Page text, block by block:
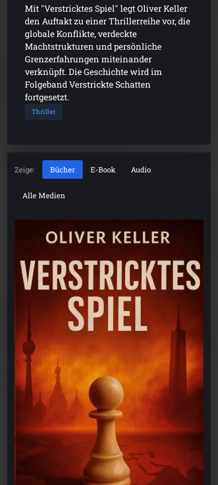
Mit "Verstricktes Spiel" legt Oliver Keller
den Auftakt zu einer Thrillerreihe vor, die
globale Konflikte, verdeckte
Machtstrukturen und persönliche
Grenzerfahrungen miteinander
verknüpft. Die Geschichte wird im
Folgeband Verstrickte Schatten
fortgesetzt.
Thriller
Zeige: Bücher E-Book Audio
Alle Medien